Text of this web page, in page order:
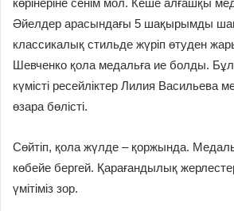
Әйелдер арасындағы 5 шақырымды
классикалық стильде жүріп өтуден
Шевченко қола медальға ие болды.
күмісті ресейліктер Лилия Васильева
өзара бөлісті.
Сөйтіп, қола жүлде – қоржында.
көбейе бергей. Қарағандылық
үмітіміз зор.